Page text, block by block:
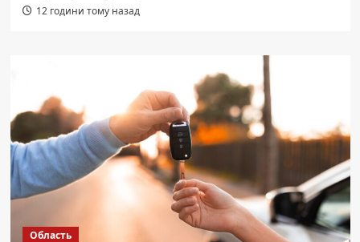
12 години тому назад
Область